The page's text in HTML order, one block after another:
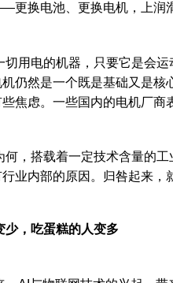
更换电池、更换电机，上润
电的机器，只要它是会运动
仍然是一个既是基础又是
焦虑。一些国内的电机厂商
搭载着一定技术含量的工业
业内部的原因。归咎起来，
少，吃蛋糕的人变多